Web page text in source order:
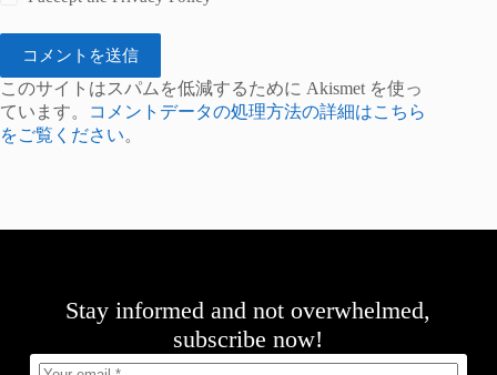
コメントを送信
このサイトはスパムを低減するために Akismet を使っ
ています。
コメントデータの処理方法の詳細はこちら
をご覧ください。
Stay informed and not overwhelmed,
subscribe now!